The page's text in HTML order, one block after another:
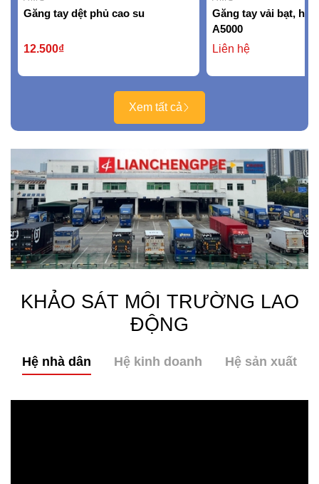
Găng tay dệt phủ cao su
12.500₫
Găng tay vải bạt,
A5000
Liên hệ
Xem tất cả
KHẢO SÁT MÔI TRƯỜNG LAO
ĐỘNG
Hệ nhà dân Hệ kinh doanh Hệ sản xuất